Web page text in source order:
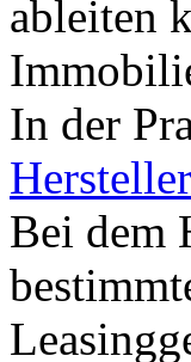
ableiten
In der
Bei dem